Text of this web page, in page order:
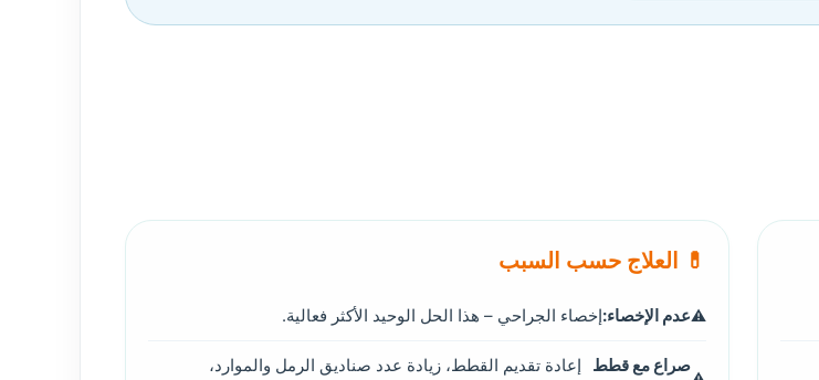
💊 العلاج حسب السبب
عدم الإخصاء:إخصاء الجراحي – هذا الحل الوحيد الأكثر فعالية.
صراع مع قطط
إعادة تقديم القطط، زيادة عدد صناديق الرمل والموارد،